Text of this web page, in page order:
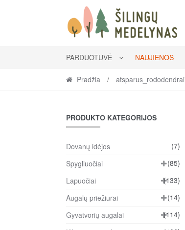
to
navigation
to
content
PARDUOTUVĖ NAUJIENOS
Pradžia / atsparus_rododendrai
PRODUKTO KATEGORIJOS
Dovanų idėjos
(7)
Spygliuočiai
(85)
Lapuočiai
(133)
Augalų priežiūrai
(14)
Gyvatvorių augalai
(114)